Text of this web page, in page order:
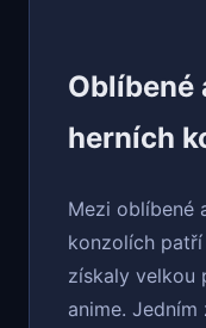
Oblíbené
herních
Mezi oblíbené
konzolích
získaly velkou
anime. Jedním